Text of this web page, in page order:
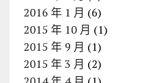
2016 年 1 月 (6)
2015 年 10 月 (1)
2015 年 9 月 (1)
2015 年 3 月 (2)